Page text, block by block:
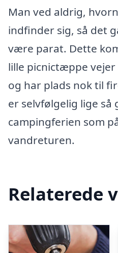
Man ved aldrig,
indfinder sig, så det
være parat. Dette
lille picnictæppe
og har plads nok til
er selvfølgelig lige så
campingferien som
vandreturen.
Relaterede